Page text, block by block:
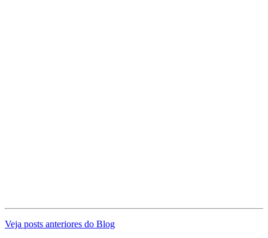
Veja posts anteriores do Blog